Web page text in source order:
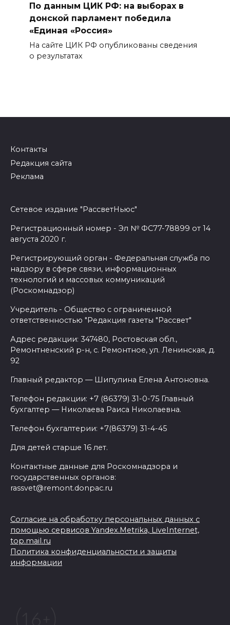
По данным ЦИК РФ: на выборах в
донской парламент победила
«Единая «Россия»
На сайте ЦИК РФ опубликованы сведения
о результатах
Контакты
Редакция сайта
Реклама
Сетевое издание "РассветНьюс"
Регистрационный номер - Эл № ФС77-78899 от 14
августа 2020 г.
Регистрирующий орган - Федеральная служба по
надзору в сфере связи, информационных
технологий и массовых коммуникаций
(Роскомнадзор)
Учредитель - Общество с ограниченной
ответственностью "Редакция газеты "Рассвет"
Адрес редакции: 347480, Ростовская обл.,
Ремонтненский р-н, с. Ремонтное, ул. Ленинская, д.
92
Главный редактор — Шипулина Елена Антоновна.
Телефон редакции: +7 (86379) 31-0-75 Главный
бухгалтер — Николаева Раиса Николаевна.
Телефон бухгалтерии: +7(86379) 31-4-45
Для детей старше 16 лет.
Контактные данные для Роскомнадзора и
государственных органов:
rassvet@remont.donpac.ru
Согласие на обработку персональных данных с
помощью сервисов Yandex.Metrika, LiveInternet,
top.mail.ru
Политика конфиденциальности и защиты
информации